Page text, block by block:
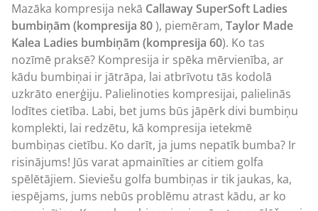
Mazāka kompresija nekā Callaway SuperSoft Ladies
bumbiņām (kompresija 80), piemēram, Taylor Made
Kalea Ladies bumbiņām (kompresija 60). Ko tas
nozīmē praksē? Kompresija ir spēka mērvienība, ar
kādu bumbiņai ir jātrāpa, lai atbrīvotu tās kodolā
uzkrāto enerģiju. Palielinoties kompresijai, palielinās
lodītes cietība. Labi, bet jums būs jāpērk divi bumbiņu
komplekti, lai redzētu, kā kompresija ietekmē
bumbiņas cietību. Ko darīt, ja jums nepatīk bumba? Ir
risinājums! Jūs varat apmainīties ar citiem golfa
spēlētājiem. Sieviešu golfa bumbiņas ir tik jaukas, ka,
iespējams, jums nebūs problēmu atrast kādu, ar ko